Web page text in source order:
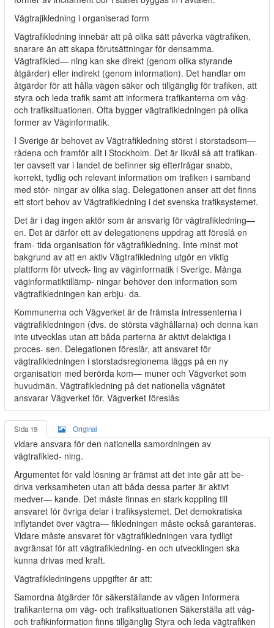
Vägtrajikledning i organiserad form
Vägtrafikledning innebär att på olika sätt påverka vägtrafiken,
snarare än att skapa förutsättningar för densamma.
Vägtrafikled— ning kan ske direkt (genom olika styrande
åtgärder) eller indirekt (genom information). Det handlar om
åtgärder för att hålla vägen säker och tillgänglig för trafiken, att
styra och leda trafik samt att informera trafikanterna om våg-
och trafiksituationen. Ofta bygger vägtrafikledningen på olika
former av Väginformatik.
I Sverige är behovet av Vägtrafikledning störst i storstadsom—
rådena och framför allt i Stockholm. Det är likväl så att trafikan-
ter oavsett var i landet de befinner sig efterfrågar snabb,
korrekt, tydlig och relevant information om trafiken i samband
med stör- ningar av olika slag. Delegationen anser att det finns
ett stort behov av Vägtrafikledning i det svenska trafiksystemet.
Det är i dag ingen aktör som är ansvarig för vägtrafikledning—
en. Det är därför ett av delegationens uppdrag att föreslå en
fram- tida organisation för vägtrafikledning. Inte minst mot
bakgrund av att en aktiv Vägtrafikledning utgör en viktig
plattform för utveck- ling av väginforrnatik i Sverige. Många
väginformatiktillämp- ningar behöver den information som
vägtrafikledningen kan erbju- da.
Kommunerna och Vägverket är de främsta intressenterna i
vägtrafikledningen (dvs. de största väghållarna) och denna kan
inte utvecklas utan att båda parterna är aktivt delaktiga i
proces- sen. Delegationen föreslår, att ansvaret för
vägtrafikledningen i storstadsregionema läggs på en ny
organisation med berörda kom— muner och Vägverket som
huvudmän. Vägtrafikledning på det nationella vägnätet
ansvarar Vägverket för. Vägverket föreslås
Sida 19 Original
vidare ansvara för den nationella samordningen av
vägtrafikled- ning.
Argumentet för vald lösning är främst att det inte går att be-
driva verksamheten utan att båda dessa parter är aktivt
medver— kande. Det måste finnas en stark koppling till
ansvaret för övriga delar i trafiksystemet. Det demokratiska
inflytandet över vägtra— fikledningen måste också garanteras.
Vidare måste ansvaret för vägtrafikledningen vara tydligt
avgränsat för att vägtrafikledning- en och utvecklingen ska
kunna drivas med kraft.
Vägtrafikledningens uppgifter är att:
Samordna åtgärder för säkerställande av vägen Informera
trafikanterna om väg- och trafiksituationen Säkerställa att väg-
och trafikinformation finns tillgänglig Styra och leda vägtrafiken